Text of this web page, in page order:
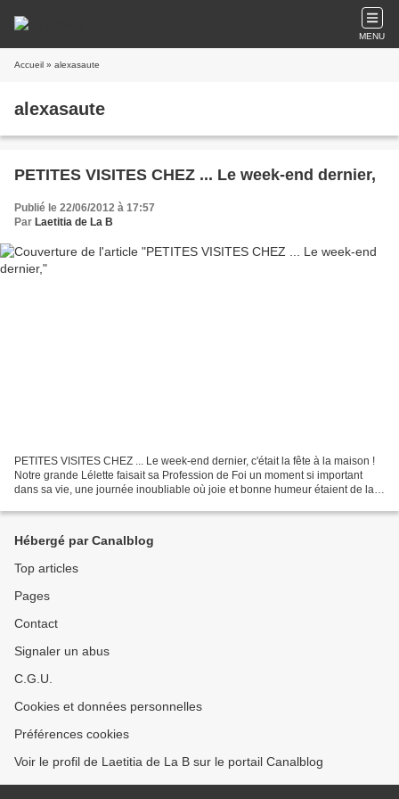
MENU
Accueil » alexasaute
alexasaute
PETITES VISITES CHEZ ... Le week-end dernier,
Publié le 22/06/2012 à 17:57
Par Laetitia de La B
PETITES VISITES CHEZ ... Le week-end dernier, c'était la fête à la maison !
Notre grande Lélette faisait sa Profession de Foi un moment si important
dans sa vie, une journée inoubliable où joie et bonne humeur étaient de la
Hébergé par Canalblog
Top articles
Pages
Contact
Signaler un abus
C.G.U.
Cookies et données personnelles
Préférences cookies
Voir le profil de Laetitia de La B sur le portail Canalblog